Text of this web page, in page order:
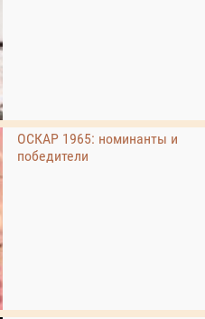
ОСКАР 1965: номинанты и
победители